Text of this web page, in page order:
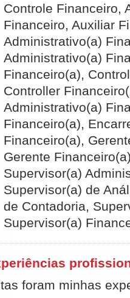
Controle Financeiro,
Financeiro, Auxiliar
Administrativo(a)
Administrativo(a)
Financeiro(a),
Controller
Administrativo(a)
Financeiro(a),
Financeiro(a),
Gerente
Supervisor(a)
Supervisor(a) de
de Contadoria,
Supervisor(a)
foram minhas